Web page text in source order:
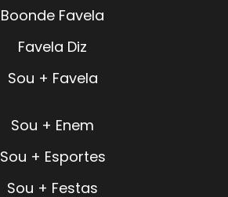
Boonde Favela
Favela Diz
Sou + Favela
Sou + Enem
Sou + Esportes
Sou + Festas